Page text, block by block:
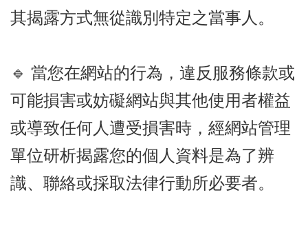
其揭露方式無從識別特定之當事人。
🔹 當您在網站的行為，違反服務條款或
可能損害或妨礙網站與其他使用者權益
或導致任何人遭受損害時，經網站管理
單位研析揭露您的個人資料是為了辨
識、聯絡或採取法律行動所必要者。